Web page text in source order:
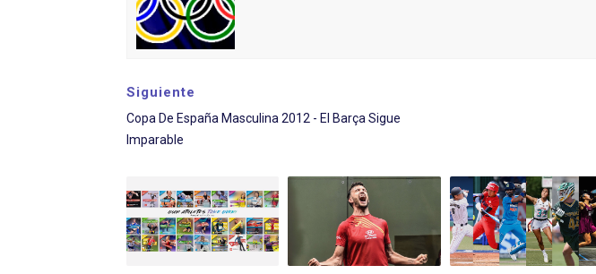
Siguiente
Copa De España Masculina 2012 - El Barça Sigue
Imparable